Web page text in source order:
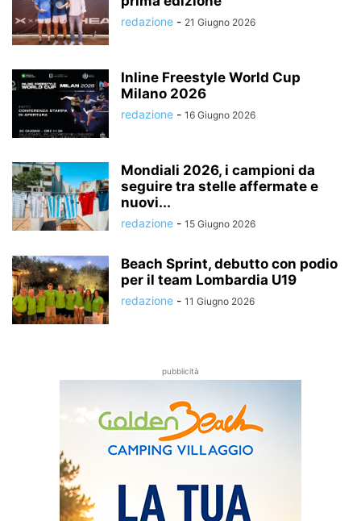
redazione - 21 Giugno 2026
Inline Freestyle World Cup
Milano 2026
redazione - 16 Giugno 2026
Mondiali 2026, i campioni da
seguire tra stelle affermate e
nuovi...
redazione - 15 Giugno 2026
Beach Sprint, debutto con podio
per il team Lombardia U19
redazione - 11 Giugno 2026
pubblicità